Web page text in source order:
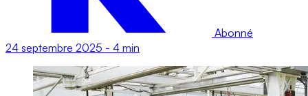
Abonné
24 septembre 2025 - 4 min